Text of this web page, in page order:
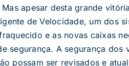
apesar desta grande
de Velocidade, um dos
e as novas caixas
segurança. A segurança
possam ser revisados ​​e